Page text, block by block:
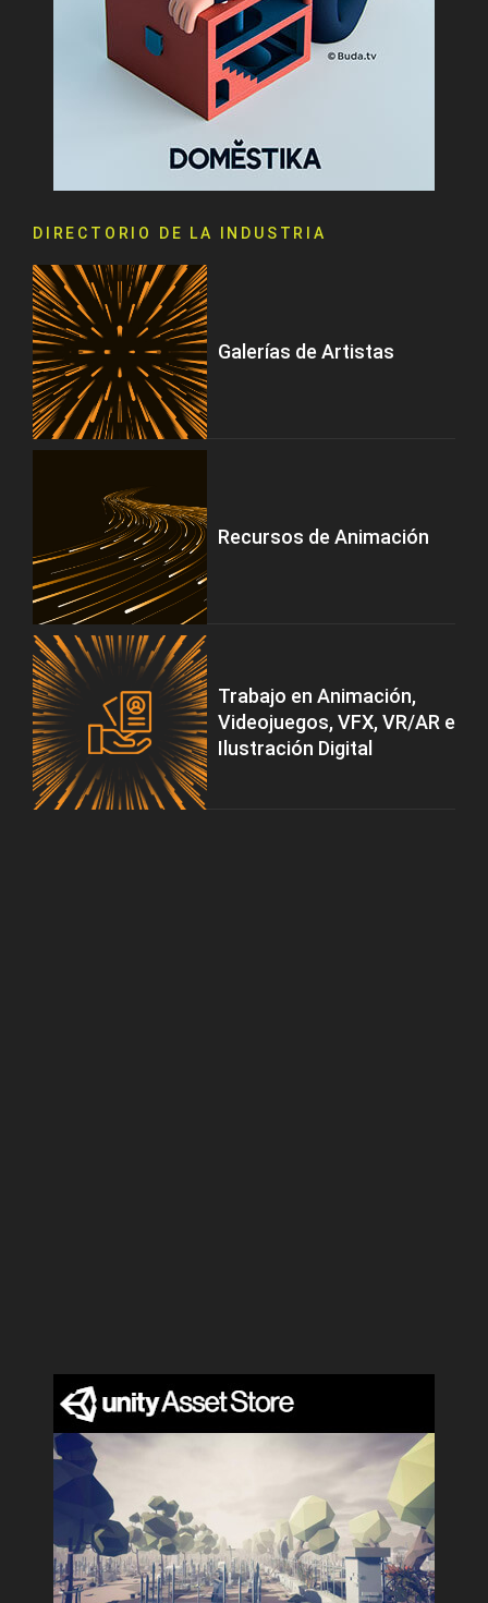
DIRECTORIO DE LA INDUSTRIA
Galerías de Artistas
Recursos de Animación
Trabajo en Animación,
Videojuegos, VFX, VR/AR e
Ilustración Digital